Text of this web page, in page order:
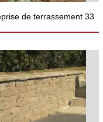
de terrassement 33